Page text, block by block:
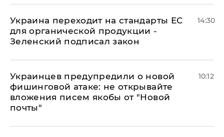
Украина переходит на стандарты ЕС
для органической продукции -
Зеленский подписал закон
14:30
Украинцев предупредили о новой
фишинговой атаке: не открывайте
вложения писем якобы от "Новой
почты"
10:12